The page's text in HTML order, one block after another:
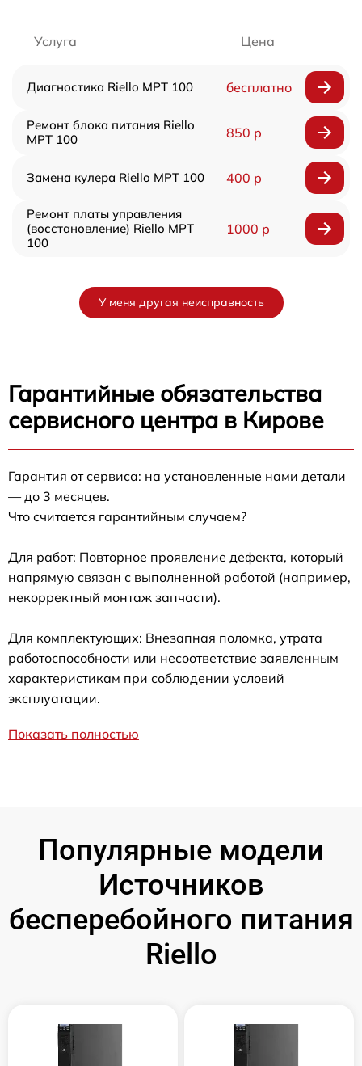
Услуга Цена
Диагностика Riello MPT 100 бесплатно
Ремонт блока питания Riello
MPT 100
850 р
Замена кулера Riello MPT 100 400 р
Ремонт платы управления
(восстановление) Riello MPT
100
1000 р
У меня другая неисправность
Гарантийные обязательства
сервисного центра в Кирове
Гарантия от сервиса: на установленные нами детали
— до 3 месяцев.
Что считается гарантийным случаем?
Для работ: Повторное проявление дефекта, который
напрямую связан с выполненной работой (например,
некорректный монтаж запчасти).
Для комплектующих: Внезапная поломка, утрата
работоспособности или несоответствие заявленным
характеристикам при соблюдении условий
эксплуатации.
Показать полностью
Популярные модели
Источников
бесперебойного питания
Riello